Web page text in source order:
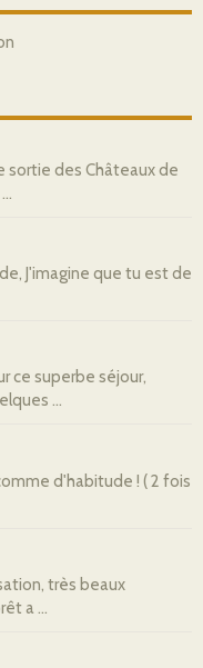
sortie des Châteaux de
J'imagine que tu est de
ce superbe séjour,
...
d'habitude ! ( 2 fois
très beaux
a ...